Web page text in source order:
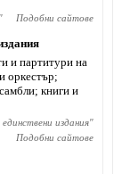
" Подобни сайтове
и партитури на
оркестър;
книги и
издания"
Подобни сайтове